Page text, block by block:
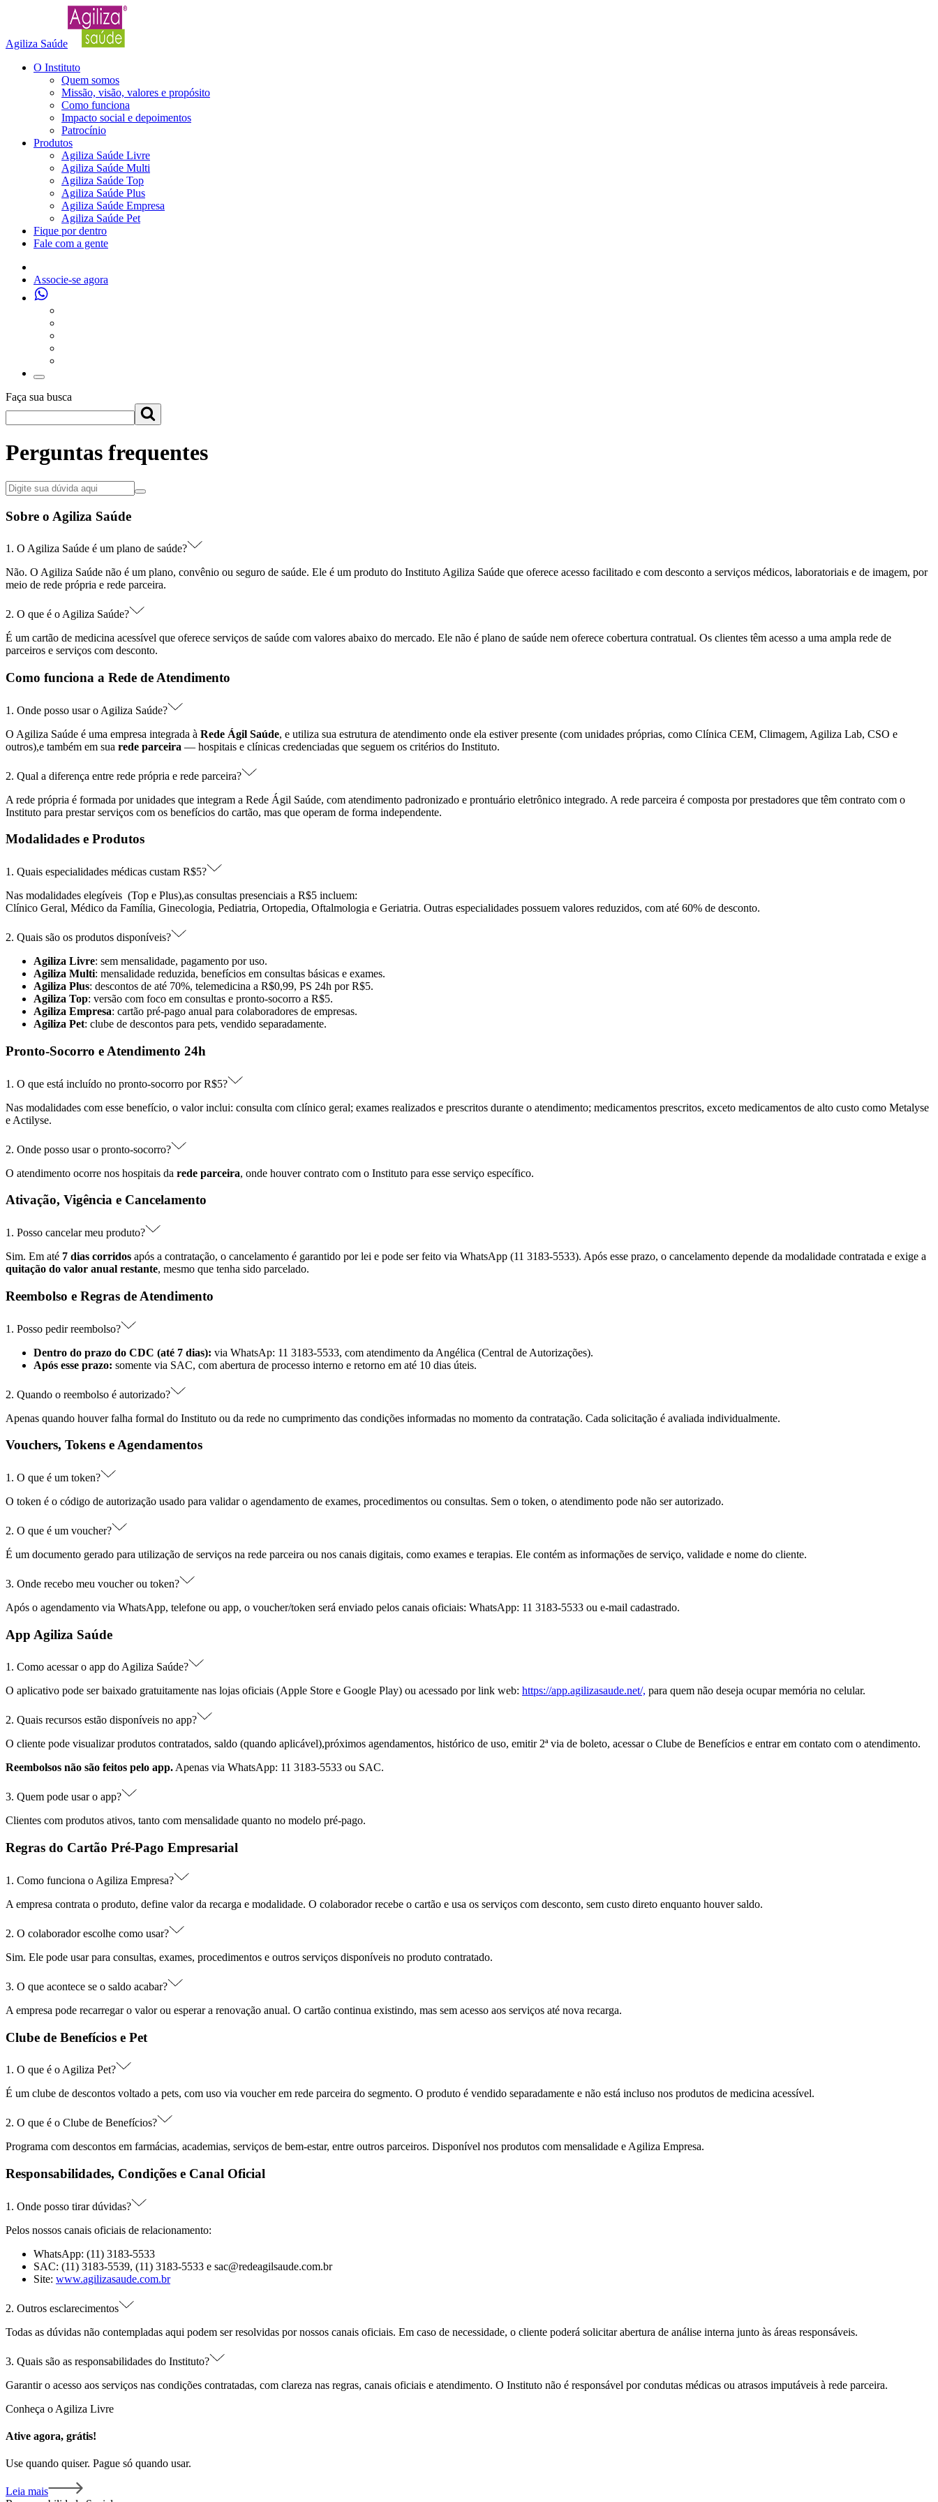
Agiliza Saúde
O Instituto
Quem somos
Missão, visão, valores e propósito
Como funciona
Impacto social e depoimentos
Patrocínio
Produtos
Agiliza Saúde Livre
Agiliza Saúde Multi
Agiliza Saúde Top
Agiliza Saúde Plus
Agiliza Saúde Empresa
Agiliza Saúde Pet
Fique por dentro
Fale com a gente
Associe-se agora
Faça sua busca
Perguntas frequentes
Sobre o Agiliza Saúde
1. O Agiliza Saúde é um plano de saúde?
Não. O Agiliza Saúde não é um plano, convênio ou seguro de saúde. Ele é um produto do Instituto Agiliza Saúde que oferece acesso facilitado e com desconto a serviços médicos, laboratoriais e de imagem, por
meio de rede própria e rede parceira.
2. O que é o Agiliza Saúde?
É um cartão de medicina acessível que oferece serviços de saúde com valores abaixo do mercado. Ele não é plano de saúde nem oferece cobertura contratual. Os clientes têm acesso a uma ampla rede de
parceiros e serviços com desconto.
Como funciona a Rede de Atendimento
1. Onde posso usar o Agiliza Saúde?
O Agiliza Saúde é uma empresa integrada à Rede Ágil Saúde, e utiliza sua estrutura de atendimento onde ela estiver presente (com unidades próprias, como Clínica CEM, Climagem, Agiliza Lab, CSO e
outros),e também em sua rede parceira — hospitais e clínicas credenciadas que seguem os critérios do Instituto.
2. Qual a diferença entre rede própria e rede parceira?
A rede própria é formada por unidades que integram a Rede Ágil Saúde, com atendimento padronizado e prontuário eletrônico integrado. A rede parceira é composta por prestadores que têm contrato com o
Instituto para prestar serviços com os benefícios do cartão, mas que operam de forma independente.
Modalidades e Produtos
1. Quais especialidades médicas custam R$5?
Nas modalidades elegíveis (Top e Plus),as consultas presenciais a R$5 incluem:
Clínico Geral, Médico da Família, Ginecologia, Pediatria, Ortopedia, Oftalmologia e Geriatria. Outras especialidades possuem valores reduzidos, com até 60% de desconto.
2. Quais são os produtos disponíveis?
Agiliza Livre: sem mensalidade, pagamento por uso.
Agiliza Multi: mensalidade reduzida, benefícios em consultas básicas e exames.
Agiliza Plus: descontos de até 70%, telemedicina a R$0,99, PS 24h por R$5.
Agiliza Top: versão com foco em consultas e pronto-socorro a R$5.
Agiliza Empresa: cartão pré-pago anual para colaboradores de empresas.
Agiliza Pet: clube de descontos para pets, vendido separadamente.
Pronto-Socorro e Atendimento 24h
1. O que está incluído no pronto-socorro por R$5?
Nas modalidades com esse benefício, o valor inclui: consulta com clínico geral; exames realizados e prescritos durante o atendimento; medicamentos prescritos, exceto medicamentos de alto custo como Metalyse
e Actilyse.
2. Onde posso usar o pronto-socorro?
O atendimento ocorre nos hospitais da rede parceira, onde houver contrato com o Instituto para esse serviço específico.
Ativação, Vigência e Cancelamento
1. Posso cancelar meu produto?
Sim. Em até 7 dias corridos após a contratação, o cancelamento é garantido por lei e pode ser feito via WhatsApp (11 3183-5533). Após esse prazo, o cancelamento depende da modalidade contratada e exige a
quitação do valor anual restante, mesmo que tenha sido parcelado.
Reembolso e Regras de Atendimento
1. Posso pedir reembolso?
Dentro do prazo do CDC (até 7 dias): via WhatsAp: 11 3183-5533, com atendimento da Angélica (Central de Autorizações).
Após esse prazo: somente via SAC, com abertura de processo interno e retorno em até 10 dias úteis.
2. Quando o reembolso é autorizado?
Apenas quando houver falha formal do Instituto ou da rede no cumprimento das condições informadas no momento da contratação. Cada solicitação é avaliada individualmente.
Vouchers, Tokens e Agendamentos
1. O que é um token?
O token é o código de autorização usado para validar o agendamento de exames, procedimentos ou consultas. Sem o token, o atendimento pode não ser autorizado.
2. O que é um voucher?
É um documento gerado para utilização de serviços na rede parceira ou nos canais digitais, como exames e terapias. Ele contém as informações de serviço, validade e nome do cliente.
3. Onde recebo meu voucher ou token?
Após o agendamento via WhatsApp, telefone ou app, o voucher/token será enviado pelos canais oficiais: WhatsApp: 11 3183-5533 ou e-mail cadastrado.
App Agiliza Saúde
1. Como acessar o app do Agiliza Saúde?
O aplicativo pode ser baixado gratuitamente nas lojas oficiais (Apple Store e Google Play) ou acessado por link web: https://app.agilizasaude.net/, para quem não deseja ocupar memória no celular.
2. Quais recursos estão disponíveis no app?
O cliente pode visualizar produtos contratados, saldo (quando aplicável),próximos agendamentos, histórico de uso, emitir 2ª via de boleto, acessar o Clube de Benefícios e entrar em contato com o atendimento.
Reembolsos não são feitos pelo app. Apenas via WhatsApp: 11 3183-5533 ou SAC.
3. Quem pode usar o app?
Clientes com produtos ativos, tanto com mensalidade quanto no modelo pré-pago.
Regras do Cartão Pré-Pago Empresarial
1. Como funciona o Agiliza Empresa?
A empresa contrata o produto, define valor da recarga e modalidade. O colaborador recebe o cartão e usa os serviços com desconto, sem custo direto enquanto houver saldo.
2. O colaborador escolhe como usar?
Sim. Ele pode usar para consultas, exames, procedimentos e outros serviços disponíveis no produto contratado.
3. O que acontece se o saldo acabar?
A empresa pode recarregar o valor ou esperar a renovação anual. O cartão continua existindo, mas sem acesso aos serviços até nova recarga.
Clube de Benefícios e Pet
1. O que é o Agiliza Pet?
É um clube de descontos voltado a pets, com uso via voucher em rede parceira do segmento. O produto é vendido separadamente e não está incluso nos produtos de medicina acessível.
2. O que é o Clube de Benefícios?
Programa com descontos em farmácias, academias, serviços de bem-estar, entre outros parceiros. Disponível nos produtos com mensalidade e Agiliza Empresa.
Responsabilidades, Condições e Canal Oficial
1. Onde posso tirar dúvidas?
Pelos nossos canais oficiais de relacionamento:
WhatsApp: (11) 3183-5533
SAC: (11) 3183-5539, (11) 3183-5533 e sac@redeagilsaude.com.br
Site: www.agilizasaude.com.br
2. Outros esclarecimentos
Todas as dúvidas não contempladas aqui podem ser resolvidas por nossos canais oficiais. Em caso de necessidade, o cliente poderá solicitar abertura de análise interna junto às áreas responsáveis.
3. Quais são as responsabilidades do Instituto?
Garantir o acesso aos serviços nas condições contratadas, com clareza nas regras, canais oficiais e atendimento. O Instituto não é responsável por condutas médicas ou atrasos imputáveis à rede parceira.
Conheça o Agiliza Livre
Ative agora, grátis!
Use quando quiser. Pague só quando usar.
Leia mais